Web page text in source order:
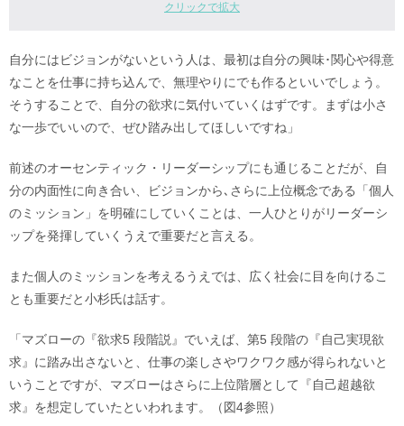
クリックで拡大
自分にはビジョンがないという人は、最初は自分の興味･関心や得意
なことを仕事に持ち込んで、無理やりにでも作るといいでしょう。
そうすることで、自分の欲求に気付いていくはずです。まずは小さ
な一歩でいいので、ぜひ踏み出してほしいですね」
前述のオーセンティック・リーダーシップにも通じることだが、自
分の内面性に向き合い、ビジョンから､さらに上位概念である「個人
のミッション」を明確にしていくことは、一人ひとりがリーダーシ
ップを発揮していくうえで重要だと言える。
また個人のミッションを考えるうえでは、広く社会に目を向けるこ
とも重要だと小杉氏は話す。
「マズローの『欲求5 段階説』でいえば、第5 段階の『自己実現欲
求』に踏み出さないと、仕事の楽しさやワクワク感が得られないと
いうことですが、マズローはさらに上位階層として『自己超越欲
求』を想定していたといわれます。（図4参照）